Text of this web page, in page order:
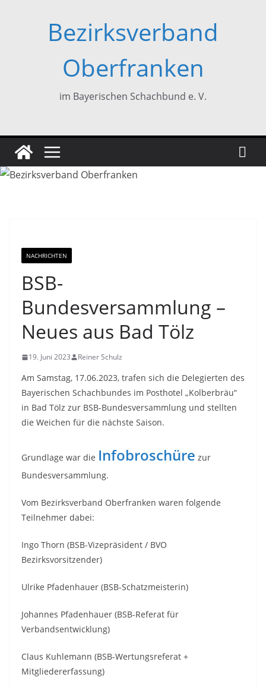
Bezirksverband
Oberfranken
im Bayerischen Schachbund e. V.
NACHRICHTEN
BSB-
Bundesversammlung –
Neues aus Bad Tölz
19. Juni 2023 Reiner Schulz
Am Samstag, 17.06.2023, trafen sich die Delegierten des
Bayerischen Schachbundes im Posthotel „Kolberbräu“
in Bad Tölz zur BSB-Bundesversammlung und stellten
die Weichen für die nächste Saison.
Grundlage war die Infobroschüre zur
Bundesversammlung.
Vom Bezirksverband Oberfranken waren folgende
Teilnehmer dabei:
Ingo Thorn (BSB-Vizepräsident / BVO
Bezirksvorsitzender)
Ulrike Pfadenhauer (BSB-Schatzmeisterin)
Johannes Pfadenhauer (BSB-Referat für
Verbandsentwicklung)
Claus Kuhlemann (BSB-Wertungsreferat +
Mitgliedererfassung)